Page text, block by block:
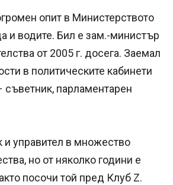
опит в Министерството
и водите. Бил е зам.-министър
от 2005 г. досега. Заемал
в политическите кабинети
парламентарен
управител в множество
но от няколко години е
посочи той пред Клуб Z.